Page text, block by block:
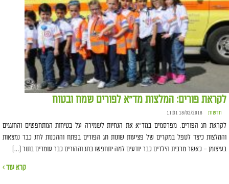
לקראת פורים: המלצות מד"א לפורים שמח ובטוח
חדשות 18/02/2018 11:31
לקראת חג הפורים, מפרסמים במד"א את הנחיות לשמירה על בטיחות המתחפשים והחוגגים
והמלצות כיצד לטפל במקרים של פציעות שונות חג הפורים בפתח וההכנות לחג כבר נמצאות
בעיצומן – כאשר מרבית הילדים כבר יודעים למה יתחפשו בחג וההורים כבר עומדים בתור […]
קרא עוד ›